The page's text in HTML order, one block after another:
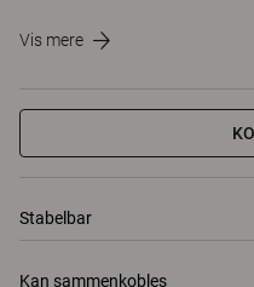
Vis mere
Stabelbar
Kan sammenkobles